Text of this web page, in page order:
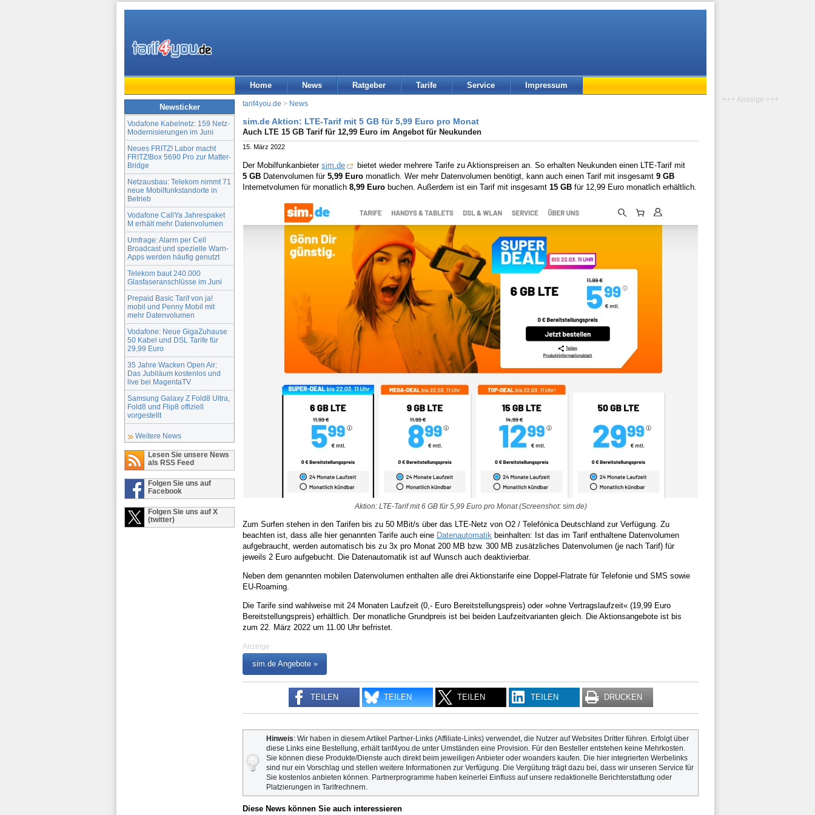
Home News Ratgeber Tarife Service Impressum
Newsticker
Vodafone Kabelnetz: 159 Netz-
Modernisierungen im Juni
Neues FRITZ! Labor macht
FRITZ!Box 5690 Pro zur Matter-
Bridge
Netzausbau: Telekom nimmt 71
neue Mobilfunkstandorte in
Betrieb
Vodafone CallYa Jahrespaket
M erhält mehr Datenvolumen
Umfrage: Alarm per Cell
Broadcast und spezielle Warn-
Apps werden häufig genutzt
Telekom baut 240.000
Glasfaseranschlüsse im Juni
Prepaid Basic Tarif von ja!
mobil und Penny Mobil mit
mehr Datenvolumen
Vodafone: Neue GigaZuhause
50 Kabel und DSL Tarife für
29,99 Euro
35 Jahre Wacken Open Air:
Das Jubiläum kostenlos und
live bei MagentaTV
Samsung Galaxy Z Fold8 Ultra,
Fold8 und Flip8 offiziell
vorgestellt
Weitere News
Lesen Sie unsere News
als RSS Feed
Folgen Sie uns auf
Facebook
Folgen Sie uns auf X
(twitter)
tarif4you.de > News
sim.de Aktion: LTE-Tarif mit 5 GB für 5,99 Euro pro Monat
Auch LTE 15 GB Tarif für 12,99 Euro im Angebot für Neukunden
15. März 2022
Der Mobilfunkanbieter sim.de
bietet wieder mehrere Tarife zu Aktionspreisen an. So erhalten Neukunden einen LTE-Tarif mit
5 GB Datenvolumen für 5,99 Euro monatlich. Wer mehr Datenvolumen benötigt, kann auch einen Tarif mit insgesamt 9 GB
Internetvolumen für monatlich 8,99 Euro buchen. Außerdem ist ein Tarif mit insgesamt 15 GB für 12,99 Euro monatlich erhältlich.
Aktion: LTE-Tarif mit 6 GB für 5,99 Euro pro Monat (Screenshot: sim.de)
Zum Surfen stehen in den Tarifen bis zu 50 MBit/s über das LTE-Netz von O2 / Telefónica Deutschland zur Verfügung. Zu
beachten ist, dass alle hier genannten Tarife auch eine Datenautomatik beinhalten: Ist das im Tarif enthaltene Datenvolumen
aufgebraucht, werden automatisch bis zu 3x pro Monat 200 MB bzw. 300 MB zusätzliches Datenvolumen (je nach Tarif) für
jeweils 2 Euro aufgebucht. Die Datenautomatik ist auf Wunsch auch deaktivierbar.
Neben dem genannten mobilen Datenvolumen enthalten alle drei Aktionstarife eine Doppel-Flatrate für Telefonie und SMS sowie
EU-Roaming.
Die Tarife sind wahlweise mit 24 Monaten Laufzeit (0,- Euro Bereitstellungspreis) oder »ohne Vertragslaufzeit« (19,99 Euro
Bereitstellungspreis) erhältlich. Der monatliche Grundpreis ist bei beiden Laufzeitvarianten gleich. Die Aktionsangebote ist bis
zum 22. März 2022 um 11.00 Uhr befristet.
Anzeige
sim.de Angebote »
TEILEN TEILEN TEILEN TEILEN DRUCKEN
Hinweis: Wir haben in diesem Artikel Partner-Links (Affiliate-Links) verwendet, die Nutzer auf Websites Dritter führen. Erfolgt über
diese Links eine Bestellung, erhält tarif4you.de unter Umständen eine Provision. Für den Besteller entstehen keine Mehrkosten.
Sie können diese Produkte/Dienste auch direkt beim jeweiligen Anbieter oder woanders kaufen. Die hier integrierten Werbelinks
sind nur ein Vorschlag und stellen weitere Informationen zur Verfügung. Die Vergütung trägt dazu bei, dass wir unseren Service für
Sie kostenlos anbieten können. Partnerprogramme haben keinerlei Einfluss auf unsere redaktionelle Berichterstattung oder
Platzierungen in Tarifrechnern.
Diese News können Sie auch interessieren
+++ Anzeige +++